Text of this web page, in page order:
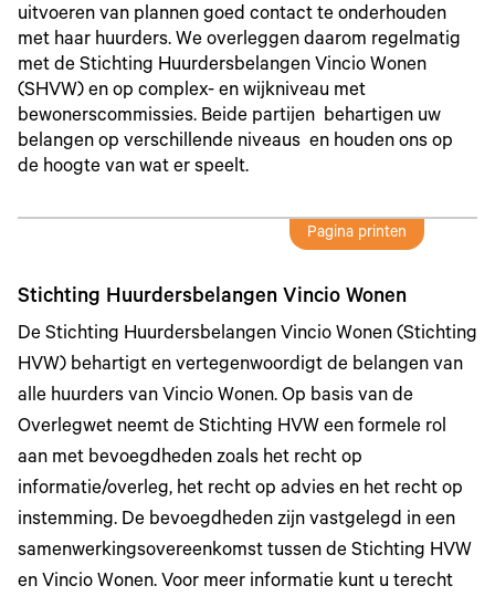
uitvoeren van plannen goed contact te onderhouden
met haar huurders. We overleggen daarom regelmatig
met de Stichting Huurdersbelangen Vincio Wonen
(SHVW) en op complex- en wijkniveau met
bewonerscommissies. Beide partijen behartigen uw
belangen op verschillende niveaus en houden ons op
de hoogte van wat er speelt.
Pagina printen
Stichting Huurdersbelangen Vincio Wonen
De Stichting Huurdersbelangen Vincio Wonen (Stichting
HVW) behartigt en vertegenwoordigt de belangen van
alle huurders van Vincio Wonen. Op basis van de
Overlegwet neemt de Stichting HVW een formele rol
aan met bevoegdheden zoals het recht op
informatie/overleg, het recht op advies en het recht op
instemming. De bevoegdheden zijn vastgelegd in een
samenwerkingsovereenkomst tussen de Stichting HVW
en Vincio Wonen. Voor meer informatie kunt u terecht